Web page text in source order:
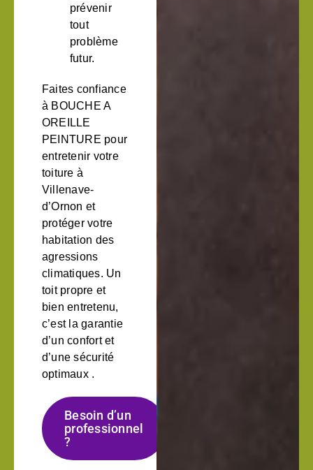
prévenir
tout
problème
futur.
Faites confiance
à BOUCHE A
OREILLE
PEINTURE pour
entretenir votre
toiture à
Villenave-
d’Ornon et
protéger votre
habitation des
agressions
climatiques. Un
toit propre et
bien entretenu,
c’est la garantie
d’un confort et
d’une sécurité
optimaux .
Besoin d’un
professionnel
?